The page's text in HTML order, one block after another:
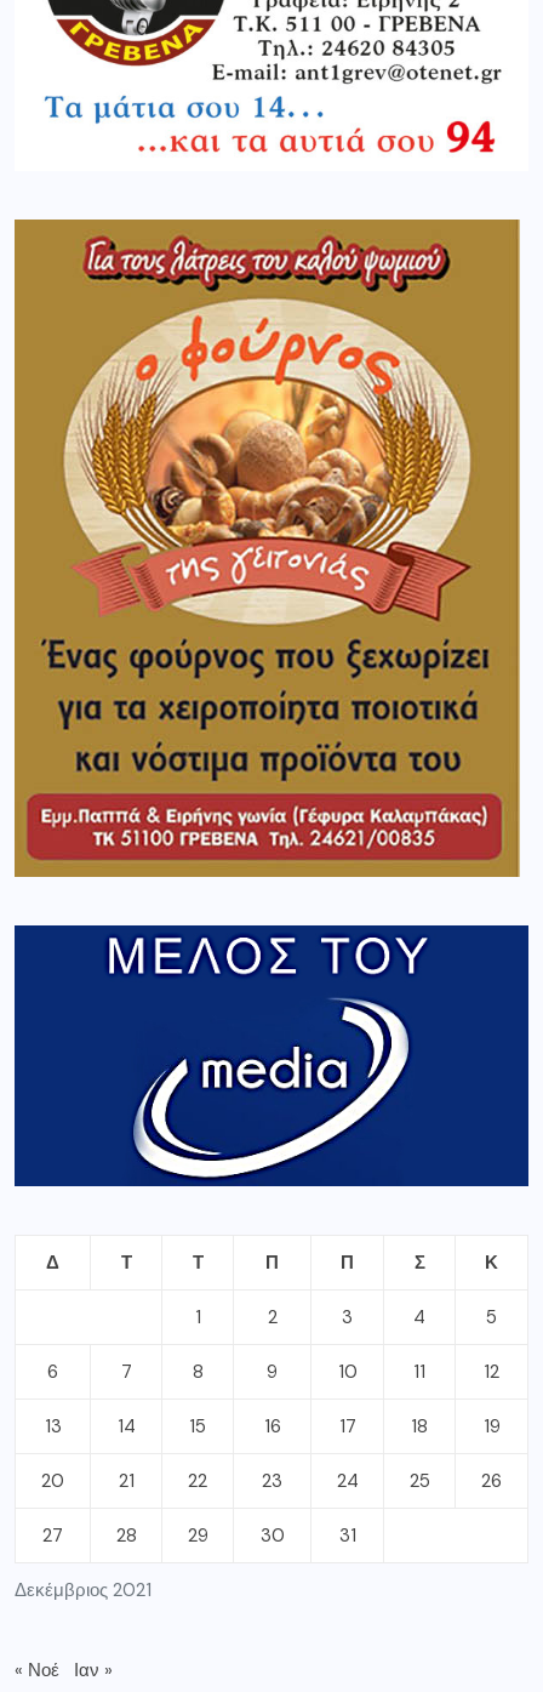
Δεκέμβριος 2021
Δ Τ Τ Π Π Σ Κ
1 2 3 4 5
6 7 8 9 10 11 12
13 14 15 16 17 18 19
20 21 22 23 24 25 26
27 28 29 30 31
« Νοέ Ιαν »